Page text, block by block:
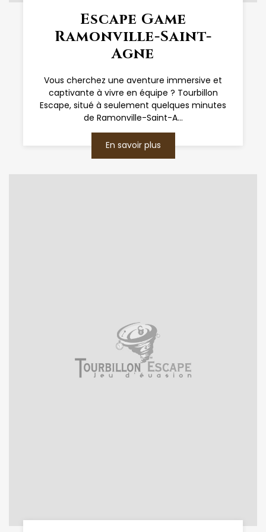
Escape Game
Ramonville-Saint-
Agne
Vous cherchez une aventure immersive et
captivante à vivre en équipe ? Tourbillon
Escape, situé à seulement quelques minutes
de Ramonville-Saint-A...
En savoir plus